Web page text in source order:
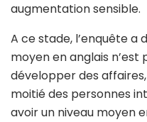
augmentation sensible.
A ce stade, l’enquête a
moyen en anglais
développer des
moitié des personnes
avoir un niveau moyen